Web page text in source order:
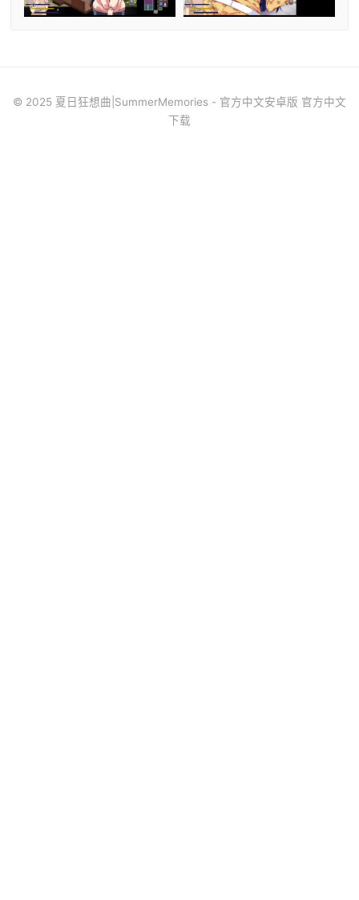
© 2025 夏日狂想曲|SummerMemories - 官方中文安卓版 官方中文
下载